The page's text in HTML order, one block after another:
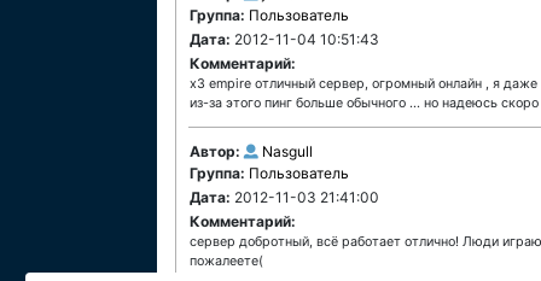
Группа: Пользователь
Дата: 2012-11-04 10:51:43
Комментарий:
x3 empire отличный сервер, огромный онлайн , я даже
из-за этого пинг больше обычного ... но надеюсь
Автор:
Nasgull
Группа: Пользователь
Дата: 2012-11-03 21:41:00
Комментарий:
сервер добротный, всё работает отлично! Люди
пожалеете(